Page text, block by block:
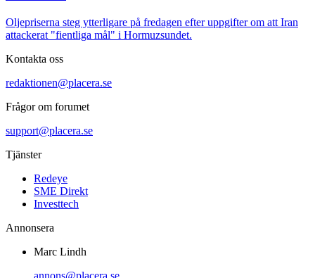
Oljepriserna steg ytterligare på fredagen efter uppgifter om att Iran
attackerat "fientliga mål" i Hormuzsundet.
Kontakta oss
redaktionen@placera.se
Frågor om forumet
support@placera.se
Tjänster
Redeye
SME Direkt
Investtech
Annonsera
Marc Lindh
annons@placera.se